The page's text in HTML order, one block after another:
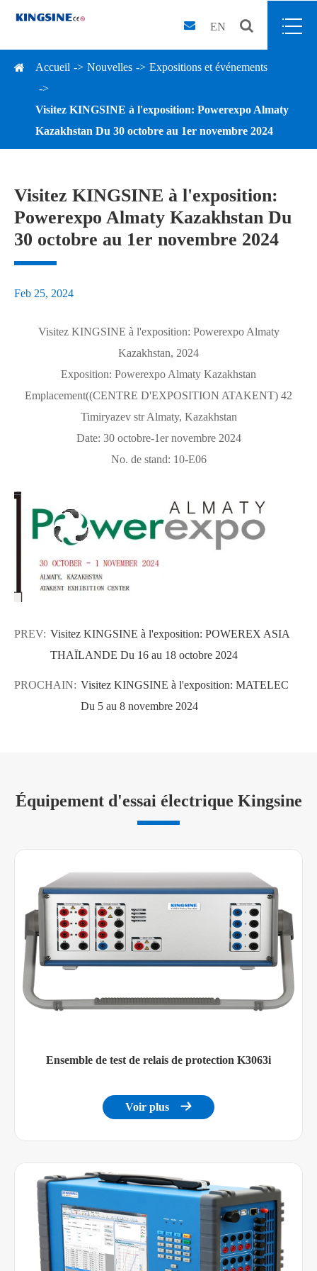
EN
Accueil Nouvelles Expositions et événements
Visitez KINGSINE à l'exposition: Powerexpo Almaty
Kazakhstan Du 30 octobre au 1er novembre 2024
Visitez KINGSINE à l'exposition:
Powerexpo Almaty Kazakhstan Du
30 octobre au 1er novembre 2024
Feb 25, 2024
Visitez KINGSINE à l'exposition: Powerexpo Almaty
Kazakhstan, 2024
Exposition: Powerexpo Almaty Kazakhstan
Emplacement((CENTRE D'EXPOSITION ATAKENT) 42
Timiryazev str Almaty, Kazakhstan
Date: 30 octobre-1er novembre 2024
No. de stand: 10-E06
PREV: Visitez KINGSINE à l'exposition: POWEREX ASIA
THAÏLANDE Du 16 au 18 octobre 2024
PROCHAIN: Visitez KINGSINE à l'exposition: MATELEC
Du 5 au 8 novembre 2024
Équipement d'essai électrique Kingsine
Ensemble de test de relais de protection K3063i
Voir plus 